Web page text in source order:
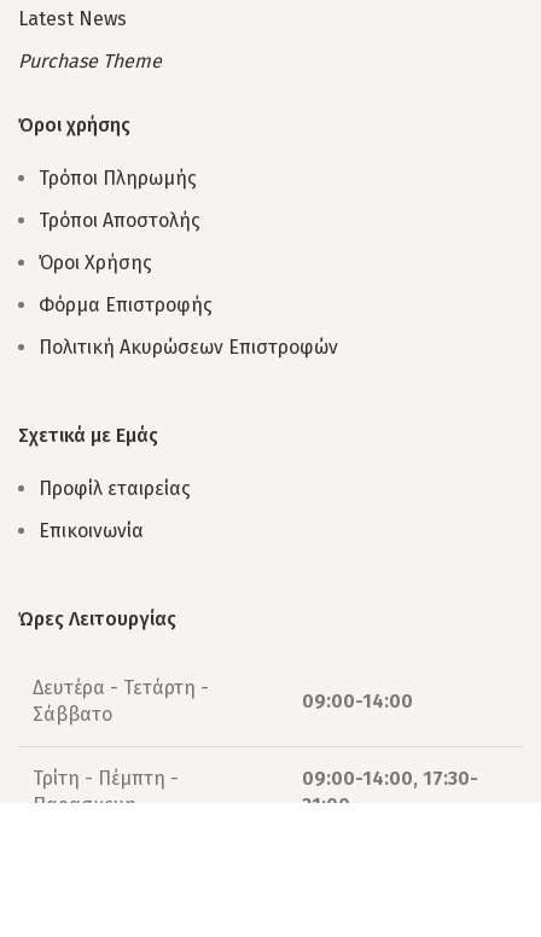
Latest News
Purchase Theme
Όροι χρήσης
Τρόποι Πληρωμής
Τρόποι Αποστολής
Όροι Χρήσης
Φόρμα Επιστροφής
Πολιτική Ακυρώσεων Επιστροφών
Σχετικά με Εμάς
Προφίλ εταιρείας
Επικοινωνία
Ώρες Λειτουργίας
Δευτέρα - Τετάρτη -
Σάββατο
09:00-14:00
Τρίτη - Πέμπτη -
Παρασκευη
09:00-14:00, 17:30-
21:00